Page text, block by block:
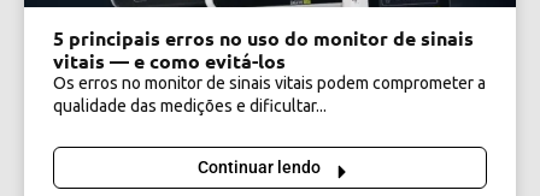
5 principais erros no uso do monitor de sinais
vitais — e como evitá-los
Os erros no monitor de sinais vitais podem comprometer a
qualidade das medições e dificultar...
Continuar lendo